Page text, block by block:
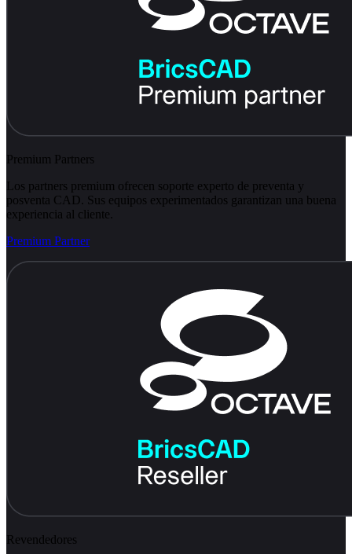
Premium Partners
Los partners premium ofrecen soporte experto de preventa y
posventa CAD. Sus equipos experimentados garantizan una buena
experiencia al cliente.
Premium Partner
Revendedores